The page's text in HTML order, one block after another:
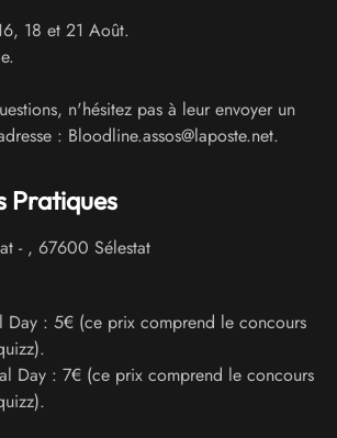
18 et 21 Août.
n'hésitez pas à leur envoyer un
: Bloodline.assos@laposte.net.
Pratiques
- , 67600 Sélestat
Day : 5€ (ce prix comprend le concours
Day : 7€ (ce prix comprend le concours